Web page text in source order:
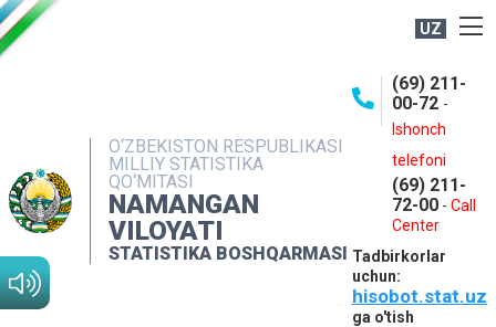
UZ
O‘ZBEKISTON RESPUBLIKASI
MILLIY STATISTIKA
QO‘MITASI
NAMANGAN
VILOYATI
STATISTIKA BOSHQARMASI
(69) 211-
00-72 -
Ishonch
telefoni
(69) 211-
72-00 - Call
Center
Tadbirkorlar
uchun:
hisobot.stat.uz
ga o'tish
NASHRLAR
INTERAKTIV XIZMATLAR
MATBUOT XIZMATI
MUROJAATLAR